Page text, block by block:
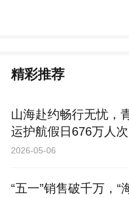
精彩推荐
山海赴约畅行无忧，
运护航假日676万人
2026-05-06
“五一”销售破千万，“